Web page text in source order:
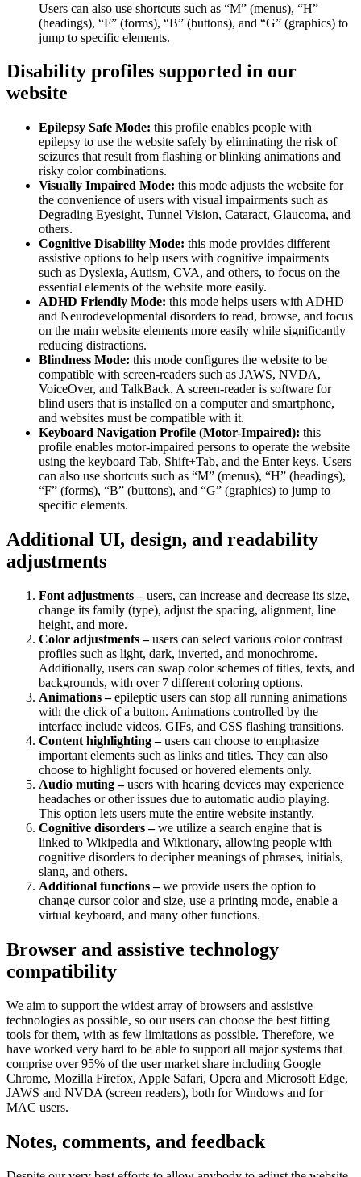
Users can also use shortcuts such as “M” (menus), “H”
(headings), “F” (forms), “B” (buttons), and “G” (graphics) to
jump to specific elements.
Disability profiles supported in our
website
Epilepsy Safe Mode: this profile enables people with
epilepsy to use the website safely by eliminating the risk of
seizures that result from flashing or blinking animations and
risky color combinations.
Visually Impaired Mode: this mode adjusts the website for
the convenience of users with visual impairments such as
Degrading Eyesight, Tunnel Vision, Cataract, Glaucoma, and
others.
Cognitive Disability Mode: this mode provides different
assistive options to help users with cognitive impairments
such as Dyslexia, Autism, CVA, and others, to focus on the
essential elements of the website more easily.
ADHD Friendly Mode: this mode helps users with ADHD
and Neurodevelopmental disorders to read, browse, and focus
on the main website elements more easily while significantly
reducing distractions.
Blindness Mode: this mode configures the website to be
compatible with screen-readers such as JAWS, NVDA,
VoiceOver, and TalkBack. A screen-reader is software for
blind users that is installed on a computer and smartphone,
and websites must be compatible with it.
Keyboard Navigation Profile (Motor-Impaired): this
profile enables motor-impaired persons to operate the website
using the keyboard Tab, Shift+Tab, and the Enter keys. Users
can also use shortcuts such as “M” (menus), “H” (headings),
“F” (forms), “B” (buttons), and “G” (graphics) to jump to
specific elements.
Additional UI, design, and readability
adjustments
Font adjustments –users, can increase and decrease its size,
change its family (type), adjust the spacing, alignment, line
height, and more.
Color adjustments –users can select various color contrast
profiles such as light, dark, inverted, and monochrome.
Additionally, users can swap color schemes of titles, texts, and
backgrounds, with over 7 different coloring options.
Animations –epileptic users can stop all running animations
with the click of a button. Animations controlled by the
interface include videos, GIFs, and CSS flashing transitions.
Content highlighting –users can choose to emphasize
important elements such as links and titles. They can also
choose to highlight focused or hovered elements only.
Audio muting –users with hearing devices may experience
headaches or other issues due to automatic audio playing.
This option lets users mute the entire website instantly.
Cognitive disorders –we utilize a search engine that is
linked to Wikipedia and Wiktionary, allowing people with
cognitive disorders to decipher meanings of phrases, initials,
slang, and others.
Additional functions –we provide users the option to
change cursor color and size, use a printing mode, enable a
virtual keyboard, and many other functions.
Browser and assistive technology
compatibility
We aim to support the widest array of browsers and assistive
technologies as possible, so our users can choose the best fitting
tools for them, with as few limitations as possible. Therefore, we
have worked very hard to be able to support all major systems that
comprise over 95% of the user market share including Google
Chrome, Mozilla Firefox, Apple Safari, Opera and Microsoft Edge,
JAWS and NVDA (screen readers), both for Windows and for
MAC users.
Notes, comments, and feedback